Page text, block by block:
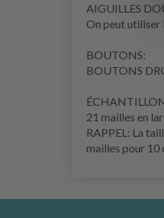
AIGUILLES
On peut utiliser
BOUTONS:
BOUTONS
21 mailles en
RAPPEL: La
mailles pour 10